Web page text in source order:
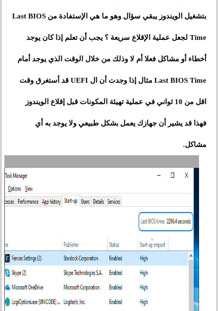
بتشغيل الويندوز يبقي سؤال وهو ما هي الإستفادة من Last BIOS
Time لجعل عملية الإقلاع سريعة ؟ يجب أن تعلم إذا كان يوجد
أخطاء أو مشاكل فعلا أم لا وذلك من خلال الوقت الذي يوجد أمام
Last BIOS Time مثال إذا وجدت أن ال UEFI قد أستغرق وقت
اقل من 10 ثواني في عملية تهيئة المكونات قبل إقلاع الويندوز
فهذا قد يشير أن جهازك يعمل بشكل طبيعي ولا يوجد به أي
مشاكل.